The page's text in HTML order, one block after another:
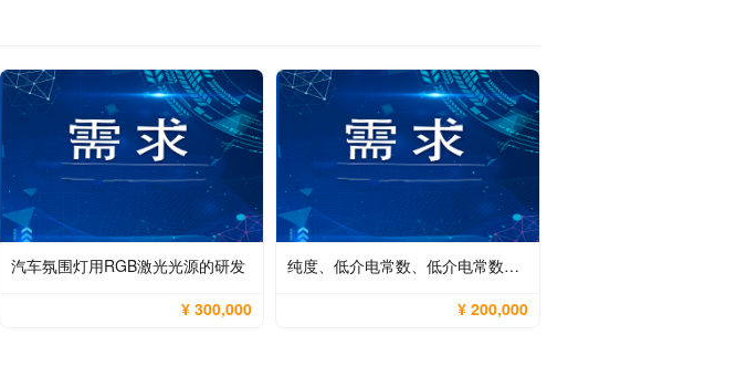
汽车氛围灯用RGB激光光源的研发
¥ 300,000
纯度、低介电常数、低介电常数二氧化硅粉末的制备技术
¥ 200,000